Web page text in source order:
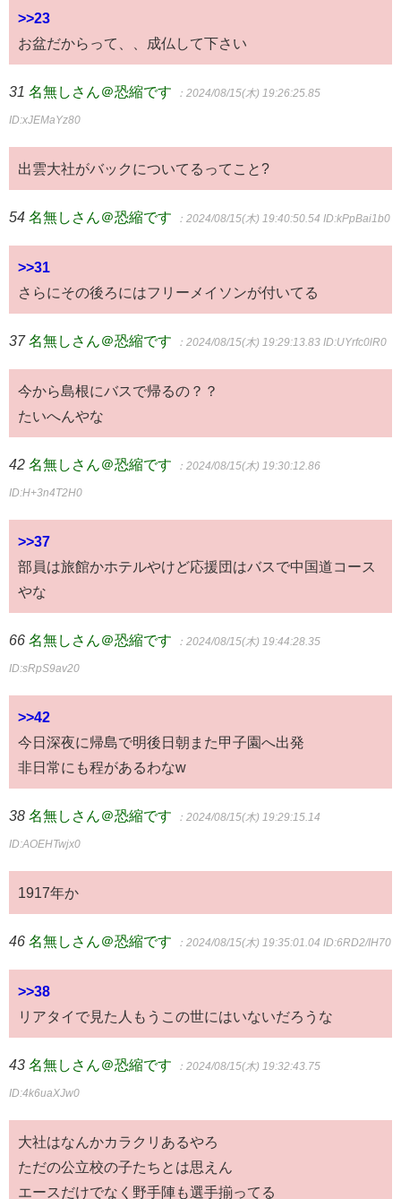
>>23
お盆だからって、、成仏して下さい
31 名無しさん＠恐縮です ：2024/08/15(木) 19:26:25.85
ID:xJEMaYz80
出雲大社がバックについてるってこと?
54 名無しさん＠恐縮です ：2024/08/15(木) 19:40:50.54 ID:kPpBai1b0
>>31
さらにその後ろにはフリーメイソンが付いてる
37 名無しさん＠恐縮です ：2024/08/15(木) 19:29:13.83 ID:UYrfc0lR0
今から島根にバスで帰るの？？
たいへんやな
42 名無しさん＠恐縮です ：2024/08/15(木) 19:30:12.86
ID:H+3n4T2H0
>>37
部員は旅館かホテルやけど応援団はバスで中国道コース
やな
66 名無しさん＠恐縮です ：2024/08/15(木) 19:44:28.35
ID:sRpS9av20
>>42
今日深夜に帰島で明後日朝また甲子園へ出発
非日常にも程があるわなw
38 名無しさん＠恐縮です ：2024/08/15(木) 19:29:15.14
ID:AOEHTwjx0
1917年か
46 名無しさん＠恐縮です ：2024/08/15(木) 19:35:01.04 ID:6RD2/IH70
>>38
リアタイで見た人もうこの世にはいないだろうな
43 名無しさん＠恐縮です ：2024/08/15(木) 19:32:43.75
ID:4k6uaXJw0
大社はなんかカラクリあるやろ
ただの公立校の子たちとは思えん
エースだけでなく野手陣も選手揃ってる